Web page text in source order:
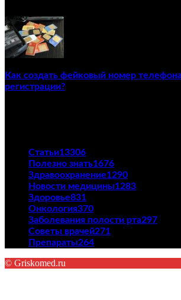
Как создать фейковый номер
регистрации?
Статьи13306
Полезно знать1676
Здравоохранение1290
Новости медицины1283
Здоровье831
Онкология370
Заболевания полости рта297
Советы врачей271
Препараты264
© Griskomed.ru